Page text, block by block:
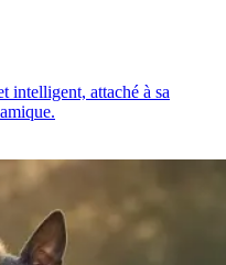
intelligent, attaché à sa